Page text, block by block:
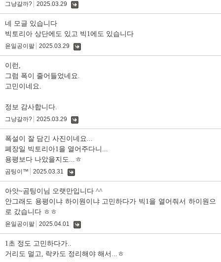
그냥갈까? 2025.03.29
네 모글 있습니다
빅토리아 상단에도 있고 빅1에도 있습니다
윤일공이팔 2025.03.29
이런,
그럼 폭이 줄어들었네요.
고민이네요.
정보 감사합니다.
그냥갈까? 2025.03.29
폭설이 잘 담긴 사진이네요...
폐장일 빅토리아1을 열어주다니...
용평보다 나았을지도...ㅎ
곰팅이™ 2025.03.31
아앗~곰팅이님 오랫만입니다 ^^
안그래도 용평이냐 하이원이냐 고민하다가 빅1을 열어줘서 하이원으
로 갔습니다 ㅎㅎ
윤일공이팔 2025.04.01
1초 정도 고민하다가..
거리도 멀고, 락카도 정리해야 해서...ㅎ